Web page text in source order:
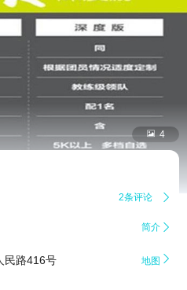
 4
2条评论 
简介 
民路416号 地图 